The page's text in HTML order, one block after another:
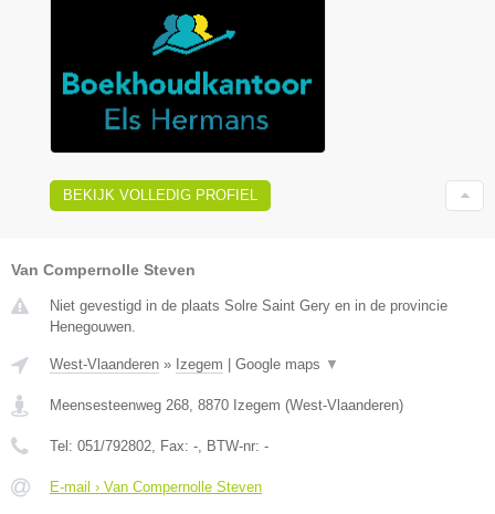
BEKIJK VOLLEDIG PROFIEL
Van Compernolle Steven
Niet gevestigd in de plaats Solre Saint Gery en in de provincie
Henegouwen.
West-Vlaanderen » Izegem Google maps ▼
Meensesteenweg 268, 8870 Izegem (West-Vlaanderen)
Tel: 051/792802, Fax: -, BTW-nr: -
E-mail › Van Compernolle Steven